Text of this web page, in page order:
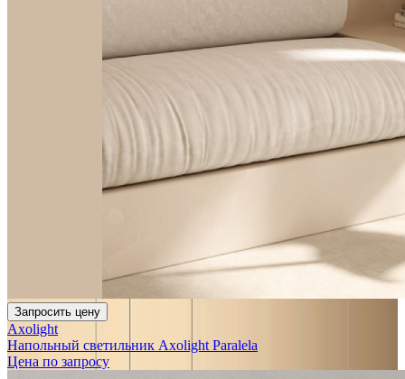
Запросить цену
Axolight
Напольный светильник Axolight Paralela
Цена по запросу